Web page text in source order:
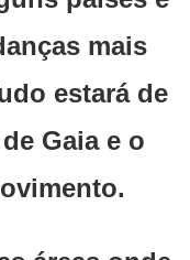
mais
estará de
Gaia e o